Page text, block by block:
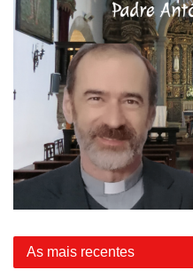
As mais recentes